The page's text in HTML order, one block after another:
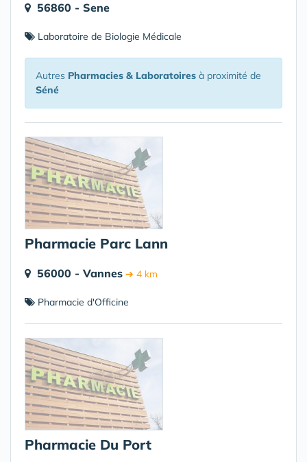
56860 - Sene
Laboratoire de Biologie Médicale
Autres Pharmacies & Laboratoires à proximité de
Séné
Pharmacie Parc Lann
56000 - Vannes ➔ 4 km
Pharmacie d'Officine
Pharmacie Du Port